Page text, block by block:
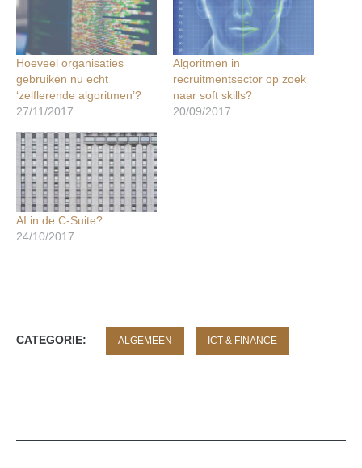
Hoeveel organisaties
gebruiken nu echt
‘zelflerende algoritmen’?
27/11/2017
Algoritmen in
recruitmentsector op zoek
naar soft skills?
20/09/2017
AI in de C-Suite?
24/10/2017
CATEGORIE: ALGEMEEN ICT & FINANCE